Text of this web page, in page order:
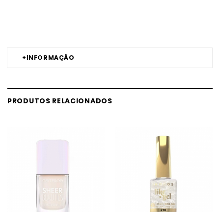
+INFORMAÇÃO
PRODUTOS RELACIONADOS